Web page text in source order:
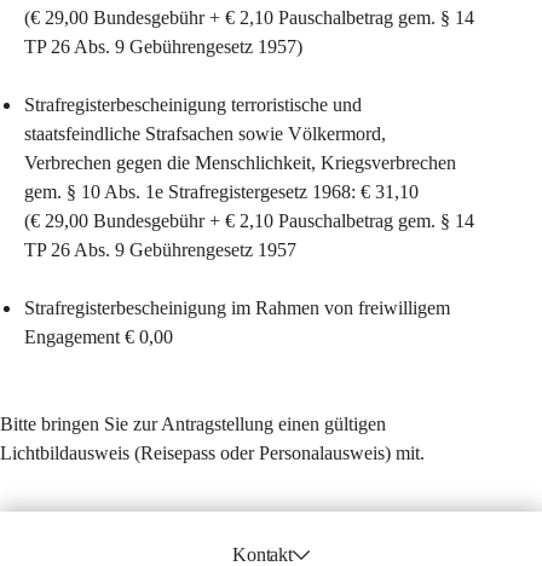
(€ 29,00 Bundesgebühr + € 2,10 Pauschalbetrag gem. § 14
TP 26 Abs. 9 Gebührengesetz 1957)
Strafregisterbescheinigung terroristische und
staatsfeindliche Strafsachen sowie Völkermord,
Verbrechen gegen die Menschlichkeit, Kriegsverbrechen
gem. § 10 Abs. 1e Strafregistergesetz 1968: € 31,10
(€ 29,00 Bundesgebühr + € 2,10 Pauschalbetrag gem. § 14
TP 26 Abs. 9 Gebührengesetz 1957
Strafregisterbescheinigung im Rahmen von freiwilligem
Engagement € 0,00
Bitte bringen Sie zur Antragstellung einen gültigen
Lichtbildausweis (Reisepass oder Personalausweis) mit.
Kontakt